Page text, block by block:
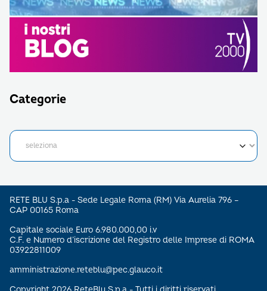
Categorie
RETE BLU S.p.a - Sede Legale Roma (RM) Via Aurelia 796 –
CAP 00165 Roma
Capitale sociale Euro 6.980.000,00 i.v
C.F. e Numero d’iscrizione del Registro delle Imprese di ROMA
03922811009
amministrazione.reteblu@pec.glauco.it